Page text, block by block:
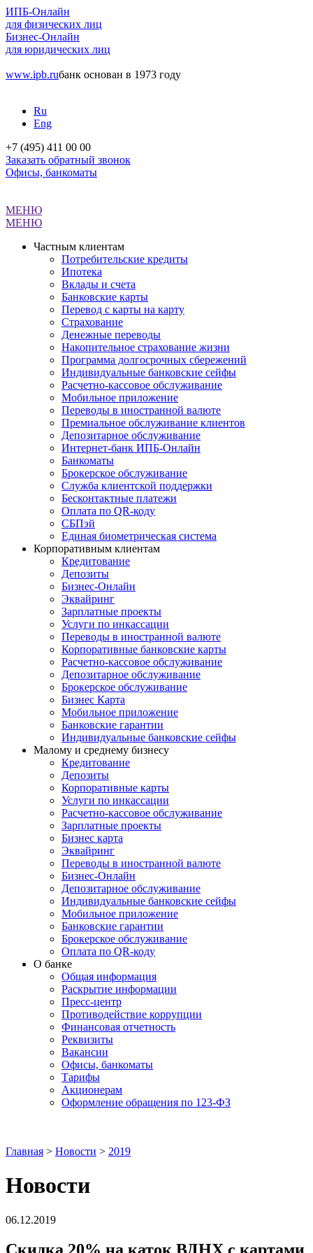
ИПБ-Онлайн
для физических лиц
Бизнес-Онлайн
для юридических лиц
www.ipb.ruбанк основан в 1973 году
Ru
Eng
+7 (495) 411 00 00
Заказать обратный звонок
Офисы, банкоматы
МЕНЮ
МЕНЮ
Частным клиентам
Потребительские кредиты
Ипотека
Вклады и счета
Банковские карты
Перевод с карты на карту
Страхование
Денежные переводы
Накопительное страхование жизни
Программа долгосрочных сбережений
Индивидуальные банковские сейфы
Расчетно-кассовое обслуживание
Мобильное приложение
Переводы в иностранной валюте
Премиальное обслуживание клиентов
Депозитарное обслуживание
Интернет-банк ИПБ-Онлайн
Банкоматы
Брокерское обслуживание
Служба клиентской поддержки
Бесконтактные платежи
Оплата по QR-коду
СБПэй
Единая биометрическая система
Корпоративным клиентам
Кредитование
Депозиты
Бизнес-Онлайн
Эквайринг
Зарплатные проекты
Услуги по инкассации
Переводы в иностранной валюте
Корпоративные банковские карты
Расчетно-кассовое обслуживание
Депозитарное обслуживание
Брокерское обслуживание
Бизнес Карта
Мобильное приложение
Банковские гарантии
Индивидуальные банковские сейфы
Малому и среднему бизнесу
Кредитование
Депозиты
Корпоративные карты
Услуги по инкассации
Расчетно-кассовое обслуживание
Зарплатные проекты
Бизнес карта
Эквайринг
Переводы в иностранной валюте
Бизнес-Онлайн
Депозитарное обслуживание
Индивидуальные банковские сейфы
Мобильное приложение
Банковские гарантии
Брокерское обслуживание
Оплата по QR-коду
О банке
Общая информация
Раскрытие информации
Пресс-центр
Противодействие коррупции
Финансовая отчетность
Реквизиты
Вакансии
Офисы, банкоматы
Тарифы
Акционерам
Оформление обращения по 123-ФЗ
Главная > Новости > 2019
Новости
06.12.2019
Скидка 20% на каток ВДНХ с картами